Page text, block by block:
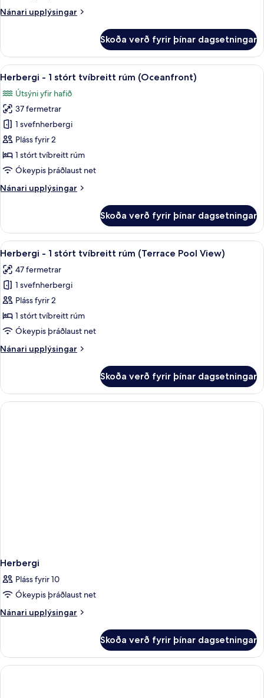
með
Nánari upplýsingar
Nánari
-
stórt
tvíbreitt
rúm
með
svefnsófa
(Oceanfront)
Skoða verð fyrir þínar dagsetningar
Skoða
allar
myndir
fyrir
Herbergi
-
1
stórt
tvíbreitt
rúm
8
Herbergi - 1 stórt tvíbreitt rúm (Oceanfront)
Útsýni yfir hafið
37 fermetrar
1 svefnherbergi
Pláss fyrir 2
1 stórt tvíbreitt rúm
Ókeypis þráðlaust net
Nánari upplýsingar
Nánari
-
stórt
tvíbreitt
rúm
(Oceanfront)
Skoða verð fyrir þínar dagsetningar
Skoða
allar
myndir
fyrir
Herbergi
-
1
tvíbreitt
Pool
View)
Herbergi - 1 stórt tvíbreitt rúm
6
Herbergi - 1 stórt tvíbreitt rúm (Terrace Pool View)
47 fermetrar
1 svefnherbergi
Pláss fyrir 2
1 stórt tvíbreitt rúm
Ókeypis þráðlaust net
Nánari upplýsingar
Nánari
-
stórt
Skoða verð fyrir þínar dagsetningar
Herbergi
Pláss fyrir 10
Ókeypis þráðlaust net
Nánari upplýsingar
Nánari
Skoða verð fyrir þínar dagsetningar